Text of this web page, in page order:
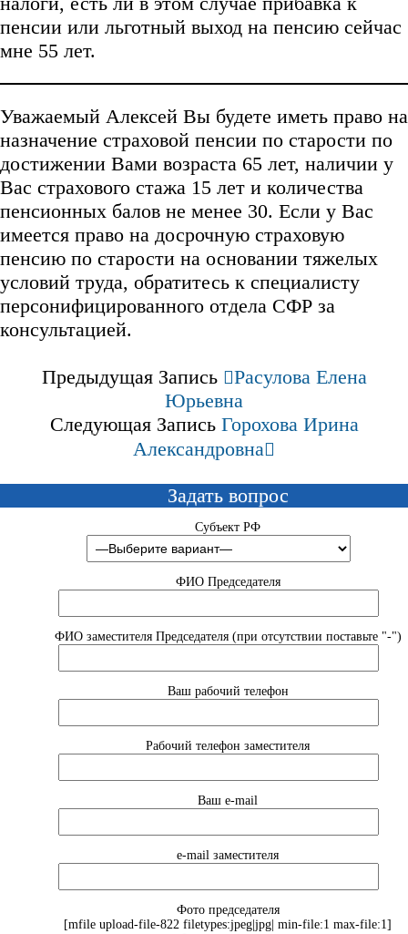
пенсии или льготный выход на пенсию сейчас
мне 55 лет.
Уважаемый Алексей Вы будете иметь право на
назначение страховой пенсии по старости по
достижении Вами возраста 65 лет, наличии у
Вас страхового стажа 15 лет и количества
пенсионных балов не менее 30. Если у Вас
имеется право на досрочную страховую
пенсию по старости на основании тяжелых
условий труда, обратитесь к специалисту
персонифицированного отдела СФР за
консультацией.
Предыдущая Запись
Расулова Елена
Юрьевна
Следующая Запись Горохова Ирина
Александровна
Задать вопрос
Субъект РФ
ФИО Председателя
ФИО заместителя Председателя (при отсутствии поставьте "-")
Ваш рабочий телефон
Рабочий телефон заместителя
Ваш e-mail
e-mail заместителя
Фото председателя
[mfile upload-file-822 filetypes:jpeg|jpg| min-file:1 max-file:1]